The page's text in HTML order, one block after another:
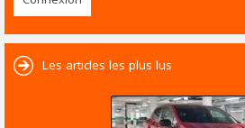
Les articles les plus lus